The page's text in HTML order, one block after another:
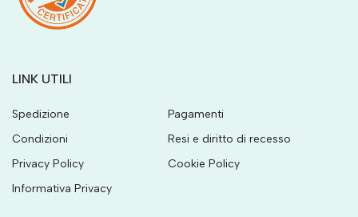
LINK UTILI
Spedizione
Pagamenti
Condizioni
Resi e diritto di recesso
Privacy Policy
Cookie Policy
Informativa Privacy